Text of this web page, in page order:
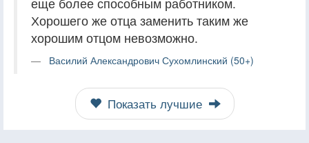
Хорошего же отца заменить таким же
хорошим отцом невозможно.
Василий Александрович Сухомлинский (50+)
Показать лучшие